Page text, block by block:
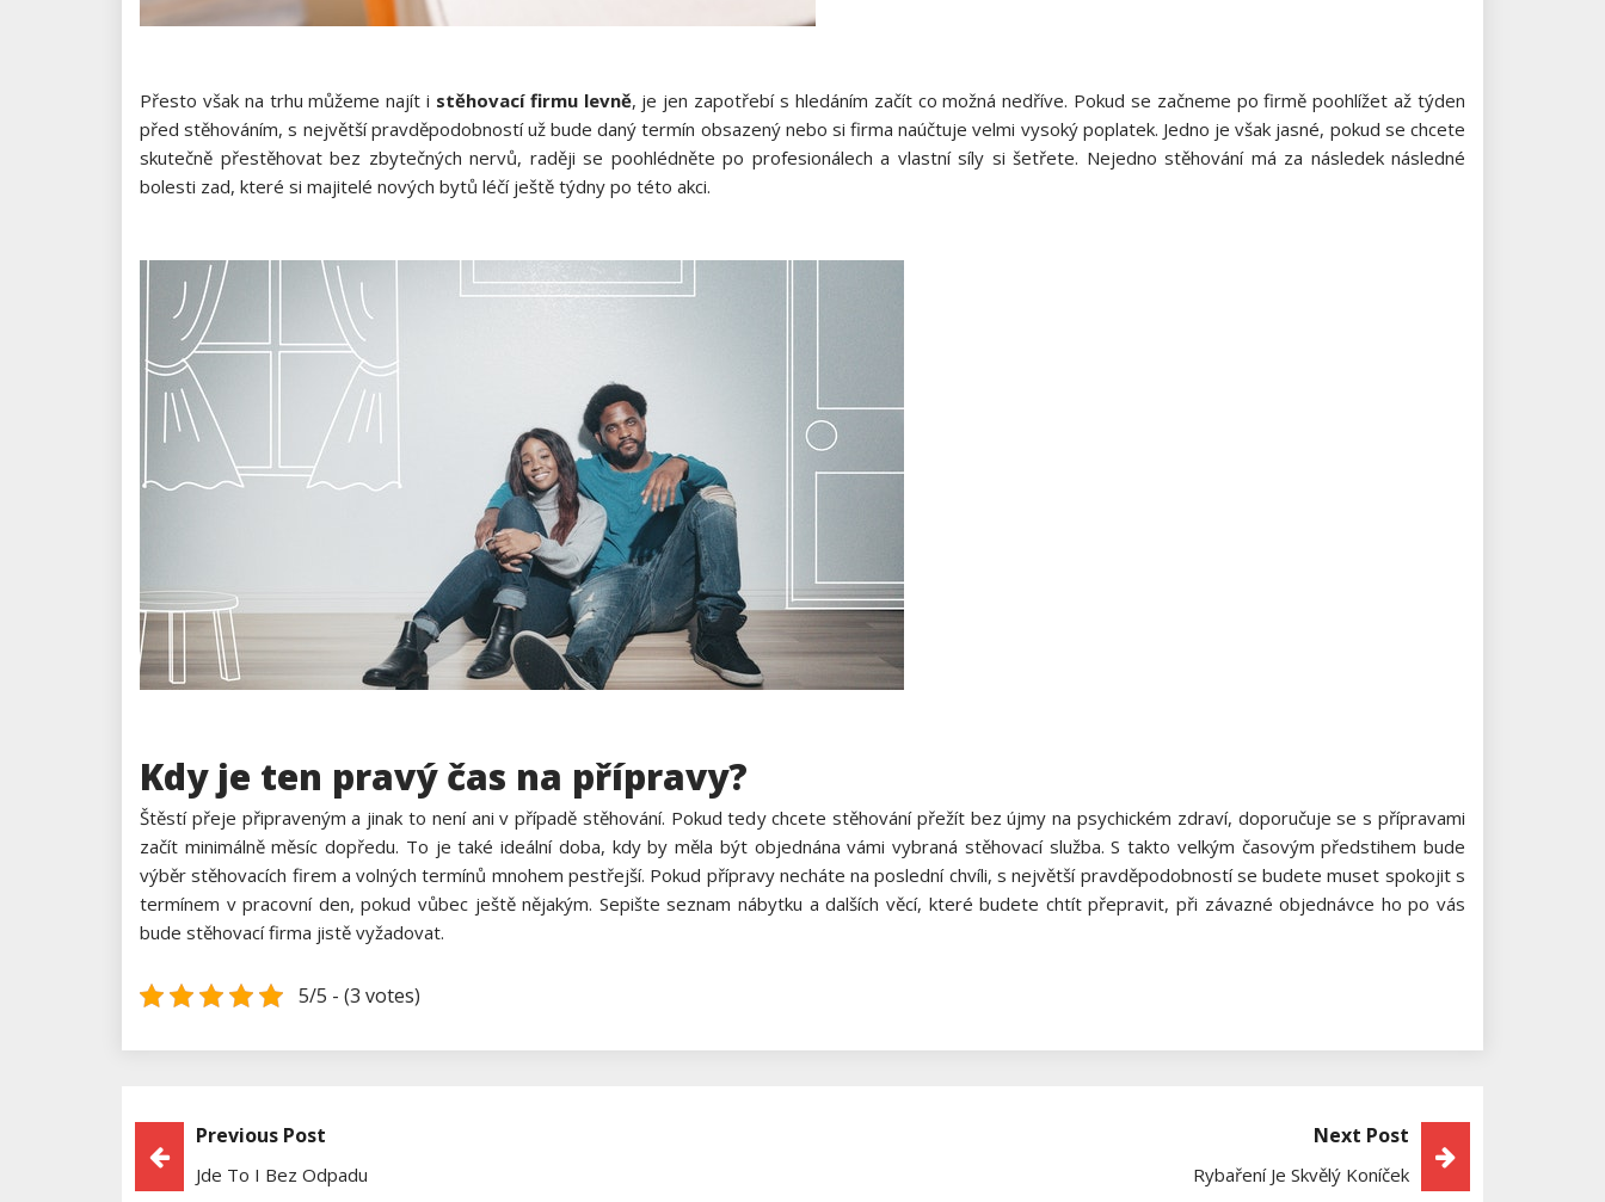
Přesto však na trhu můžeme najít i stěhovací firmu levně, je jen zapotřebí s hledáním začít co možná nedříve. Pokud se začneme po firmě poohlížet až týden
před stěhováním, s největší pravděpodobností už bude daný termín obsazený nebo si firma naúčtuje velmi vysoký poplatek. Jedno je však jasné, pokud se chcete
skutečně přestěhovat bez zbytečných nervů, raději se poohlédněte po profesionálech a vlastní síly si šetřete. Nejedno stěhování má za následek následné
bolesti zad, které si majitelé nových bytů léčí ještě týdny po této akci.
Kdy je ten pravý čas na přípravy?
Štěstí přeje připraveným a jinak to není ani v případě stěhování. Pokud tedy chcete stěhování přežít bez újmy na psychickém zdraví, doporučuje se s přípravami
začít minimálně měsíc dopředu. To je také ideální doba, kdy by měla být objednána vámi vybraná stěhovací služba. S takto velkým časovým předstihem bude
výběr stěhovacích firem a volných termínů mnohem pestřejší. Pokud přípravy necháte na poslední chvíli, s největší pravděpodobností se budete muset spokojit s
termínem v pracovní den, pokud vůbec ještě nějakým. Sepište seznam nábytku a dalších věcí, které budete chtít přepravit, při závazné objednávce ho po vás
bude stěhovací firma jistě vyžadovat.
5/5 - (3 votes)
Navigace
Previous Post
Jde To I Bez Odpadu
Next Post
Rybaření Je Skvělý Koníček